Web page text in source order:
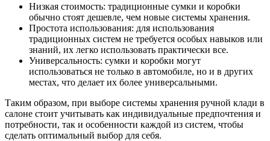
Низкая стоимость: традиционные сумки и коробки
обычно стоят дешевле, чем новые системы хранения.
Простота использования: для использования
традиционных систем не требуется особых навыков или
знаний, их легко использовать практически все.
Универсальность: сумки и коробки могут
использоваться не только в автомобиле, но и в других
местах, что делает их более универсальными.
Таким образом, при выборе системы хранения ручной клади в
салоне стоит учитывать как индивидуальные предпочтения и
потребности, так и особенности каждой из систем, чтобы
сделать оптимальный выбор для себя.